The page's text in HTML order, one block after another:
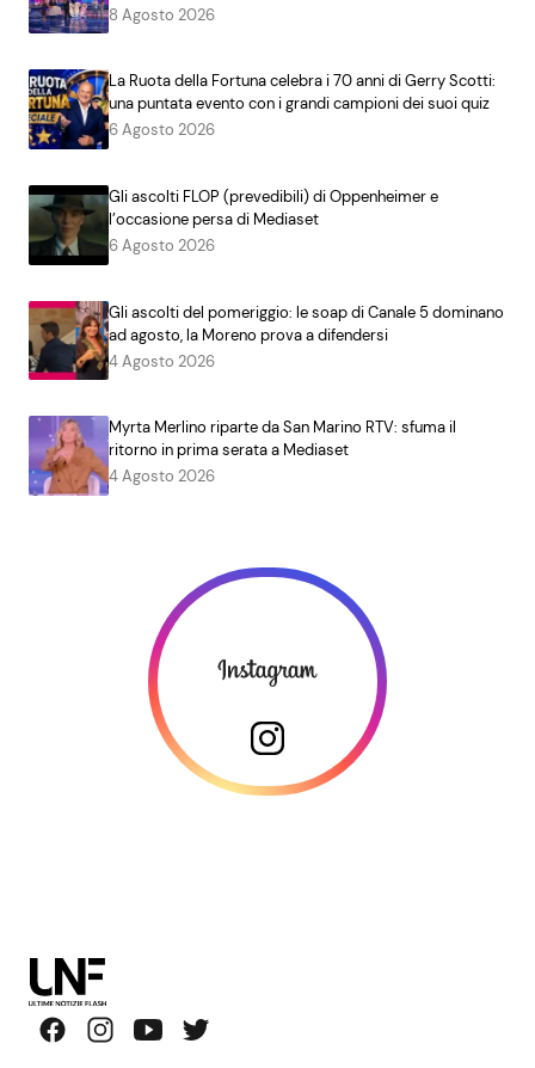
8 Agosto 2026
La Ruota della Fortuna celebra i 70 anni di Gerry Scotti:
una puntata evento con i grandi campioni dei suoi quiz
6 Agosto 2026
Gli ascolti FLOP (prevedibili) di Oppenheimer e
l’occasione persa di Mediaset
6 Agosto 2026
Gli ascolti del pomeriggio: le soap di Canale 5 dominano
ad agosto, la Moreno prova a difendersi
4 Agosto 2026
Myrta Merlino riparte da San Marino RTV: sfuma il
ritorno in prima serata a Mediaset
4 Agosto 2026